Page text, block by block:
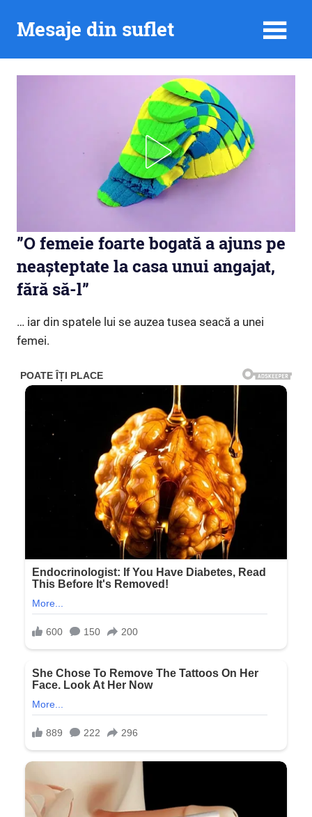
Mesaje din suflet
”O femeie foarte bogată a ajuns pe
neașteptate la casa unui angajat,
fără să-l”
… iar din spatele lui se auzea tusea seacă a unei
femei.